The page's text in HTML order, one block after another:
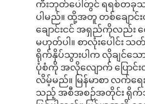
ကီးဘုတ်ပေါ်တွင် ရရစ်တခု
ပါမည်။ ထို့အတူ တစ်ချောင်း
ချောင်းငင် အရှည်ကိုလည်း
မဟုတ်ပါ။ စာလုံးပေါင်း
ရိုက်နှိပ်သွားပါက လိုချင်သေ
ပုံစံကို အလိုလျောက် ပြောင်း
လိမ့်မည်။ မြန်မာစာ လက်ရေး
သည့် အစီအစဉ်အတိုင်း ရိုက်